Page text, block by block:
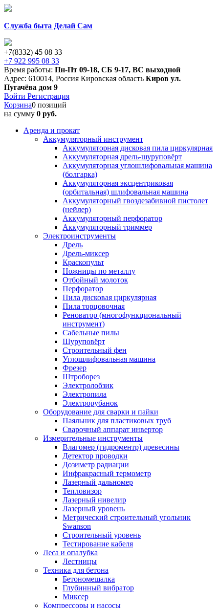
Служба быта Делай Сам
+7(8332) 45 08 33
+7 922 995 08 33
Время работы: Пн-Пт 09-18, СБ 9-17, ВС выходной
Адрес: 610014, Россия Кировская область Киров ул.
Пугачёва дом 9
Войти Регистрация
Корзина0 позиций
на сумму 0 руб.
Аренда и прокат
Аккумуляторный инструмент
Аккумуляторная дисковая пила циркулярная
Аккумуляторная дрель-шуруповёрт
Аккумуляторная углошлифовальная машина
(болгарка)
Аккумуляторная эксцентриковая
(орбитальная) шлифовальная машина
Аккумуляторный гвоздезабивной пистолет
(нейлер)
Аккумуляторный перфоратор
Аккумуляторный триммер
Электроинструменты
Дрель
Дрель-миксер
Краскопульт
Ножницы по металлу
Отбойный молоток
Перфоратор
Пила дисковая циркулярная
Пила торцовочная
Реноватор (многофункциональный
инструмент)
Сабельные пилы
Шуруповёрт
Строительный фен
Углошлифовальная машина
Фрезер
Штроборез
Электролобзик
Электропила
Электрорубанок
Оборудование для сварки и пайки
Паяльник для пластиковых труб
Сварочный аппарат инвертор
Измерительные инструменты
Влагомер (гидроментр) древесины
Детектор проводки
Дозиметр радиации
Инфракрасный термометр
Лазерный дальномер
Тепловизор
Лазерный нивелир
Лазерный уровень
Метрический строительный угольник
Swanson
Строительный уровень
Тестирование кабеля
Леса и опалубка
Лестницы
Техника для бетона
Бетономешалка
Глубинный вибратор
Миксер
Компрессоры и насосы